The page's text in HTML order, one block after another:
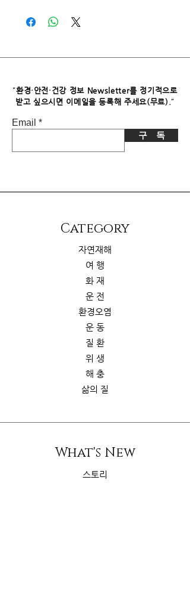
객관적 기준에 따라 독립적으로 수행합
파트너스로부터 소정의 수수료를 받습
없습니다.
"환경·안전·건강 정보 Newsletter를 정기적으로
받고 싶으시면​ 이메일을 등록해 주세요(무료)."
Email
구 독
​Category
자연재해
여 행
화 재
운 전
환경오염
운 동
질 환
위 생
해 충
삶의 질
What's New
스토리